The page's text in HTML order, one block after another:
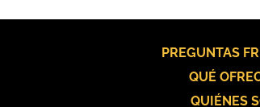
PREGUNTAS
QUÉ
QUIÉNES